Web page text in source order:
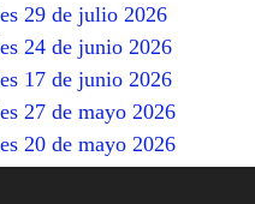
29 de julio 2026
24 de junio 2026
17 de junio 2026
27 de mayo 2026
20 de mayo 2026